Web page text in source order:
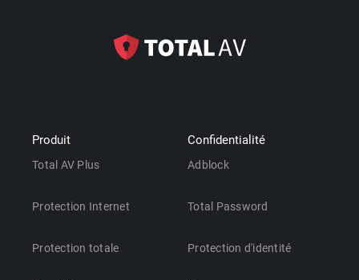
Produit
Total AV Plus
Protection Internet
Protection totale
Confidentialité
Adblock
Total Password
Protection d'identité